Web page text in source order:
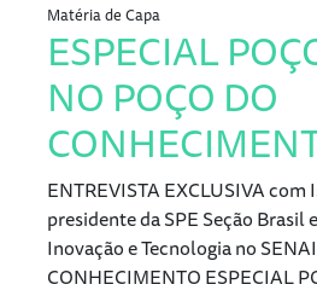
Matéria de Capa
ESPECIAL
NO POÇO DO
ENTREVISTA EXCLUSIVA com
presidente da SPE Seção Brasil
Inovação e Tecnologia no
CONHECIMENTO ESPECIAL